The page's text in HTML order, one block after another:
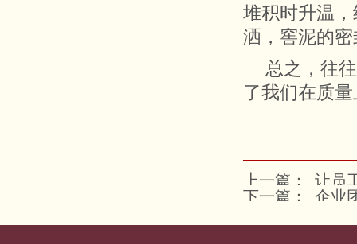
堆积时升温
洒，窖泥的
总之，往
了我们在质
上一篇：
让员
下一篇：
企业